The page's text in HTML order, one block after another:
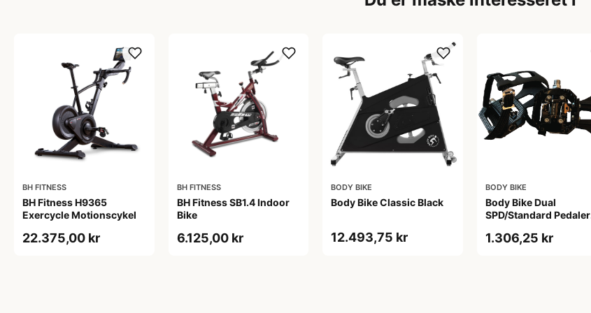
BH FITNESS
BH Fitness H9365
Exercycle Motionscykel
22.375,00 kr
BH FITNESS
BH Fitness SB1.4 Indoor
Bike
6.125,00 kr
BODY BIKE
Body Bike Classic Black
12.493,75 kr
BODY BIKE
Body Bike Dual
SPD/Standard Pedaler
1.306,25 kr